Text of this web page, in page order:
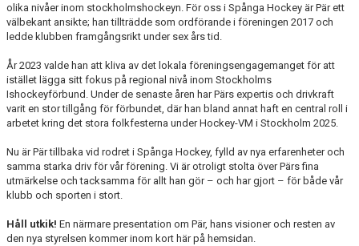
olika nivåer inom stockholmshockeyn. För oss i Spånga Hockey är Pär ett
välbekant ansikte; han tillträdde som ordförande i föreningen 2017 och
ledde klubben framgångsrikt under sex års tid.
År 2023 valde han att kliva av det lokala föreningsengagemanget för att
istället lägga sitt fokus på regional nivå inom Stockholms
Ishockeyförbund. Under de senaste åren har Pärs expertis och drivkraft
varit en stor tillgång för förbundet, där han bland annat haft en central roll i
arbetet kring det stora folkfesterna under Hockey-VM i Stockholm 2025.
Nu är Pär tillbaka vid rodret i Spånga Hockey, fylld av nya erfarenheter och
samma starka driv för vår förening. Vi är otroligt stolta över Pärs fina
utmärkelse och tacksamma för allt han gör – och har gjort – för både vår
klubb och sporten i stort.
Håll utkik! En närmare presentation om Pär, hans visioner och resten av
den nya styrelsen kommer inom kort här på hemsidan.